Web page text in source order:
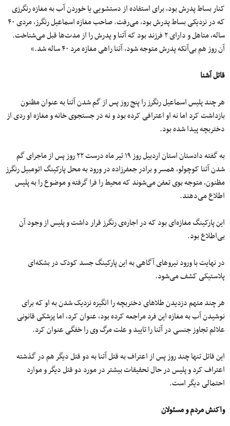
کنار بساط پدرش بود، برای استفاده از دستشویی یا خوردن آب به مغازه رنگرزی
که در نزدیکی بساط پدرش بود، می‌رفت. صاحب مغازه اسماعیل رنگرز، مردی ۴۰
ساله، متاهل و دارای ۲ فرزند بود که آتنا و پدرش را از مدت‌ها قبل‌ می‌شناخت.
آن روز هم بی‌آنکه پدرش متوجه شود، آتنا راهی مغازه مرد ۴۰ ساله شد.»
قاتل آشنا
هر چند پلیس اسماعیل رنگرز را پنج روز پس از گم شدن آتنا به عنوان مظنون
بازداشت کرد اما نه او اعترافی کرده بود و نه در جستجوی خانه و مغازه او ردی از
دختربچه پیدا شده بود.
به گفته دادستان استان اردبیل روز ۱۹ تیر ماه درست ۲۲ روز پس از ماجرای گم
شدن آتنا کوچولو، همسر و برادر جعفرزاده در ورود به محل پارکینگ اتومبیل رنگرز
مظنون، متوجه بوی تعفن می‌شوند که محیط را فرا گرفته و موضوع را به پلیس
اطلاع می‌دهند.
این پارکینگ مغازه‌ای بود که در اجاره‌ی رنگرز قرار داشت و پلیس از وجود آن
بی‌اطلاع بود.
در ‌‌نهایت با ورود نیروهای آگاهی به این پارکینگ جسد کودک در بشکه‌ای
پلاستیکی کشف می‌شود.
هر چند متهم دزدیدن طلاهای دختربچه را انگیزه نزدیک شدن به او که برای
نوشیدن آب به مغازه این فرد مراجعه کرده بود، عنوان کرد، اما پزشکی قانونی
علائم تجاوز جنسی در آتنا را تایید و علت مرگ وی را خفگی عنوان کرد.
این قاتل تنها چند روز پس از اعتراف به قتل آتنا به دو قتل دیگر هم در گذشته
اعتراف کرد و پلیس در حال تحقیقات بیشتر در مورد دو قتل دیگر و موارد
احتمالی دیگر است.
واکنش مردم و مسئولان